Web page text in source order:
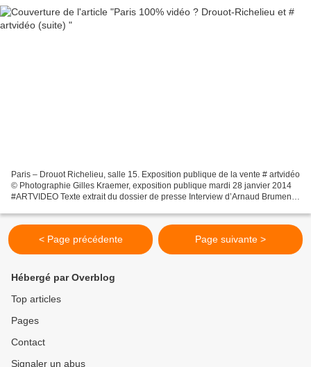
Paris – Drouot Richelieu, salle 15. Exposition publique de la vente # artvidéo
© Photographie Gilles Kraemer, exposition publique mardi 28 janvier 2014
#ARTVIDEO Texte extrait du dossier de presse Interview d’Arnaud Brument,
< Page précédente Page suivante >
Hébergé par Overblog
Top articles
Pages
Contact
Signaler un abus